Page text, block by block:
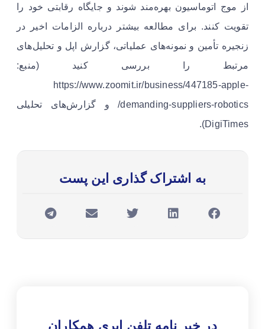
از موج اتوماسیون بهره‌مند شوند و جایگاه رقابتی خود را
تقویت کنند. برای مطالعه بیشتر درباره الزامات اخیر در
زنجیره تأمین و نمونه‌های عملیاتی، گزارش اپل و تحلیل‌های
مرتبط را بررسی کنید (منبع:
https://www.zoomit.ir/business/447185-apple-
demanding-suppliers-robotics/ و گزارش‌های تحلیلی
DigiTimes).
به اشتراک گذاری این پست
در خبر نامه تلفن ابری همکاران